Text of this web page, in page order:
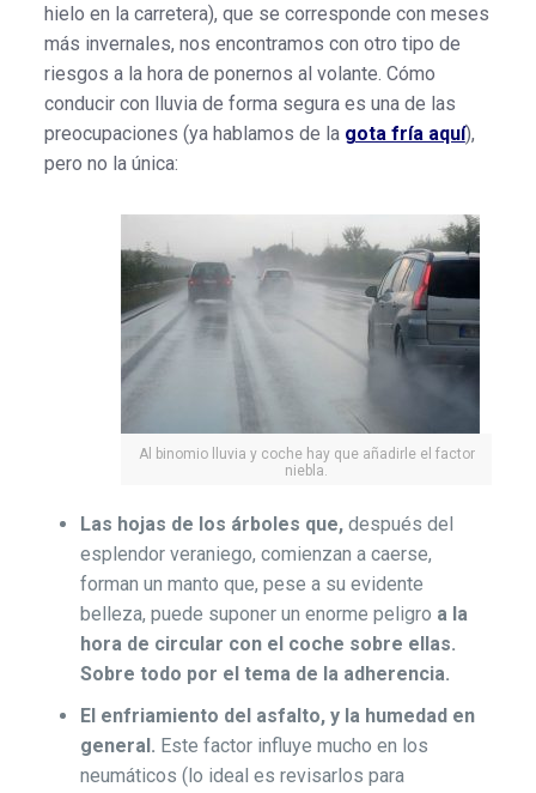
hielo en la carretera), que se corresponde con meses
más invernales, nos encontramos con otro tipo de
riesgos a la hora de ponernos al volante. Cómo
conducir con lluvia de forma segura es una de las
preocupaciones (ya hablamos de la gota fría aquí),
pero no la única:
Al binomio lluvia y coche hay que añadirle el factor
niebla.
Las hojas de los árboles que,después del
esplendor veraniego, comienzan a caerse,
forman un manto que, pese a su evidente
belleza, puede suponer un enorme peligro a la
hora de circular con el coche sobre ellas.
Sobre todo por el tema de la adherencia.
El enfriamiento del asfalto, y la humedad en
general. Este factor influye mucho en los
neumáticos (lo ideal es revisarlos para